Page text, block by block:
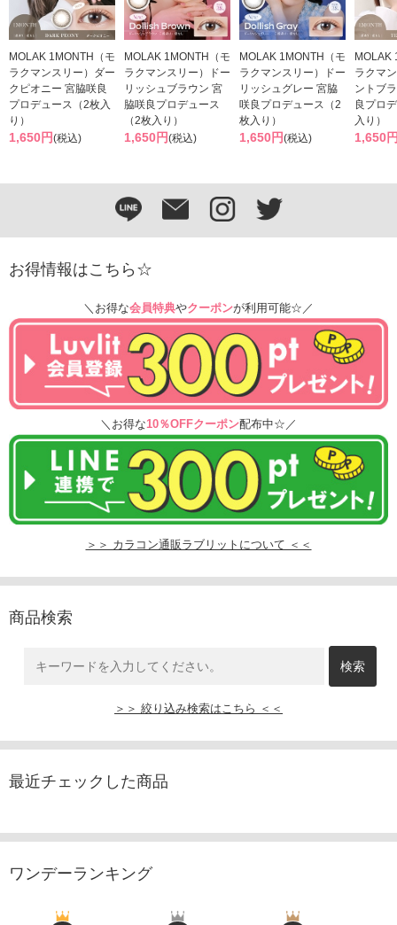
MOLAK 1MONTH（モ
ラクマンスリー）ダー
クピオニー 宮脇咲良
プロデュース（2枚入
り）
1,650円(税込)
MOLAK 1MONTH（モ
ラクマンスリー）ドー
リッシュブラウン 宮
脇咲良プロデュース
（2枚入り）
1,650円(税込)
MOLAK 1MONTH（モ
ラクマンスリー）ドー
リッシュグレー 宮脇
咲良プロデュース（2
枚入り）
1,650円(税込)
MOLAK
ラクマ
ントブ
良プロ
入り）
1,650
お得情報はこちら☆
＼お得な会員特典やクーポンが利用可能☆／
＼お得な10％OFFクーポン配布中☆／
＞＞ カラコン通販ラブリットについて ＜＜
商品検索
＞＞ 絞り込み検索はこちら ＜＜
最近チェックした商品
ワンデーランキング